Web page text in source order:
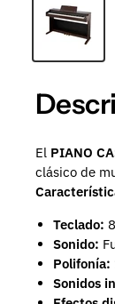
El PIANO
clásico de
Teclado:
Sonido:
Polifonía:
Sonidos